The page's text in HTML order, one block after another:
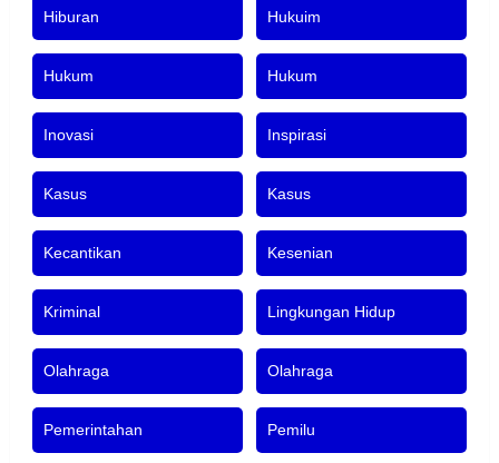
Hiburan Hukuim
Hukum Hukum
Inovasi Inspirasi
Kasus Kasus
Kecantikan Kesenian
Kriminal Lingkungan Hidup
Olahraga Olahraga
Pemerintahan Pemilu